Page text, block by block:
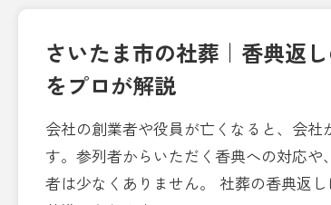
さいたま市の社葬｜香典返
をプロが解説
会社の創業者や役員が亡くなると、会
す。参列者からいただく香典への対応
者は少なくありません。 社葬の香典返